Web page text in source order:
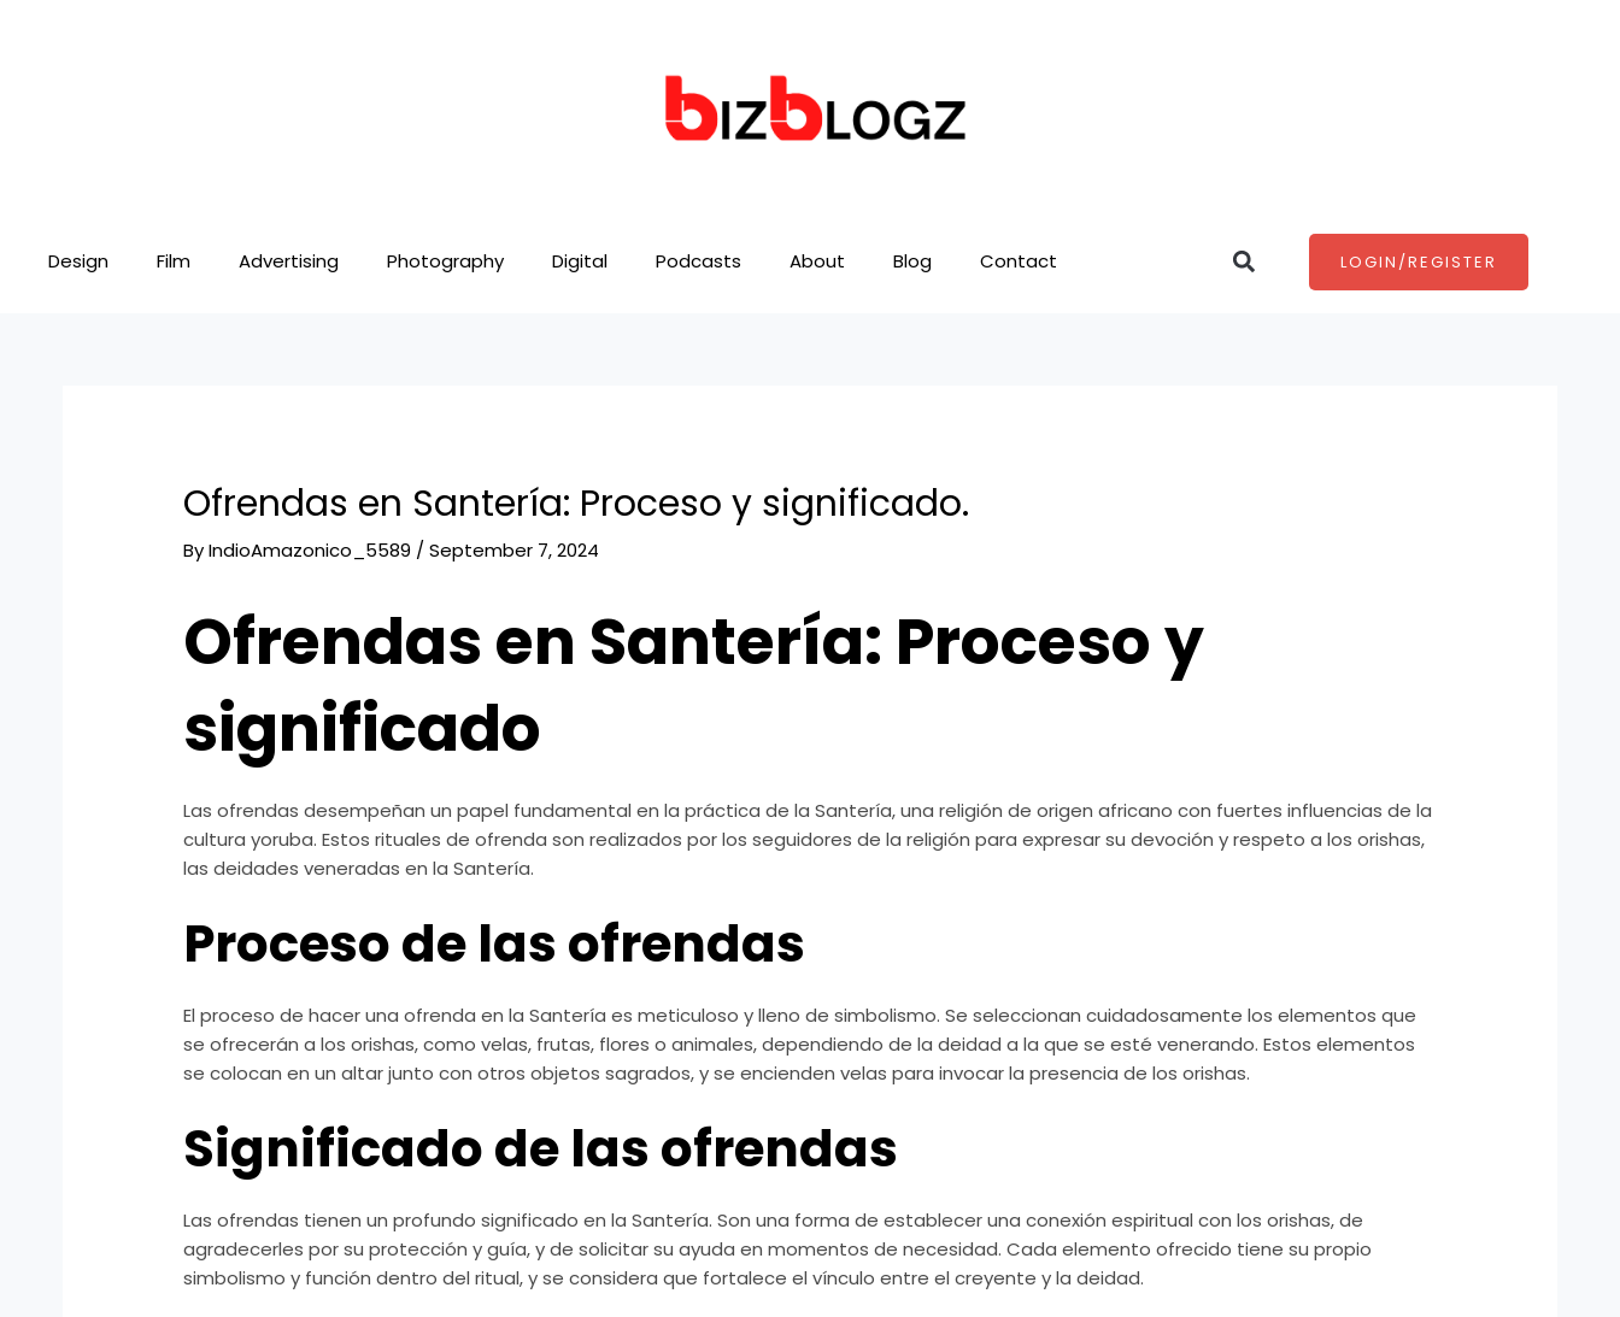
Design Film Advertising Photography Digital Podcasts About Blog Contact SearchLOGIN/REGISTER
Ofrendas en Santería: Proceso y significado.
ByIndioAmazonico_5589 /September 7, 2024
Ofrendas en Santería: Proceso y
significado
Las ofrendas desempeñan un papel fundamental en la práctica de la Santería, una religión de origen africano con fuertes influencias de la
cultura yoruba. Estos rituales de ofrenda son realizados por los seguidores de la religión para expresar su devoción y respeto a los orishas,
las deidades veneradas en la Santería.
Proceso de las ofrendas
El proceso de hacer una ofrenda en la Santería es meticuloso y lleno de simbolismo. Se seleccionan cuidadosamente los elementos que
se ofrecerán a los orishas, como velas, frutas, flores o animales, dependiendo de la deidad a la que se esté venerando. Estos elementos
se colocan en un altar junto con otros objetos sagrados, y se encienden velas para invocar la presencia de los orishas.
Significado de las ofrendas
Las ofrendas tienen un profundo significado en la Santería. Son una forma de establecer una conexión espiritual con los orishas, de
agradecerles por su protección y guía, y de solicitar su ayuda en momentos de necesidad. Cada elemento ofrecido tiene su propio
simbolismo y función dentro del ritual, y se considera que fortalece el vínculo entre el creyente y la deidad.